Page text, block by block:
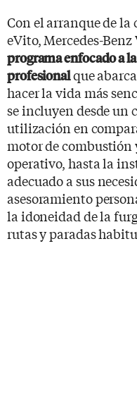
Con el arranque de
eVito, Mercedes-
programa enfocado a
profesionalque
hacer la vida más
se incluyen desde un
utilización en
motor de combustión
operativo, hasta la
adecuado a sus
asesoramiento
la idoneidad de la
rutas y paradas